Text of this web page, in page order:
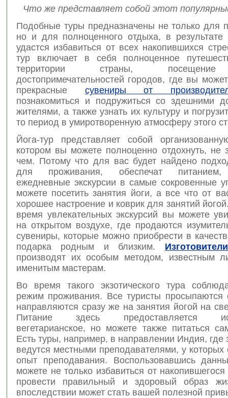
Что же представляет собой этот
Подобные туры предназначены не только для
но и для полноценного отдыха, в результате
удастся избавиться от всех накопившихся
тур включает в себя полноценное
территории страны,
достопримечательностей городов, где вы
прекрасные сувениры от
познакомиться и подружиться со здешними
жителями, а также узнать их культуру и
то период в умиротворенную атмосферу этого
Йога-тур представляет собой
котором вы можете полноценно отдохнуть, не
чем. Потому что для вас будет найдено
для проживания, обеспечат питанием,
ежедневные экскурсии в самые сокровенные
можете посетить занятия йоги, а все что от
хорошее настроение и коврик для занятий
время увлекательных экскурсий вы можете
на открытом воздухе, где продаются
сувениры, которые можно приобрести в
подарка родным и близким.
производят их особым методом, известным
именитым мастерам.
Во время такого экзотического тура
режим проживания. Все туристы просыпаются
направляются сразу же на занятия йогой на
Питание здесь предоставляется
вегетарианское, но можете также питаться
Есть туры, например, в направлении Индия, где
ведутся местными преподавателями, у которых
опыт преподавания. Воспользовавшись
можете не только избавиться от
провести правильный и здоровый образ
впоследствии может стать вашей полезной